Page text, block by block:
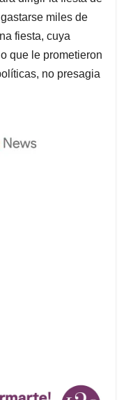
miles de
fiesta, cuya
que le prometieron
no presagia